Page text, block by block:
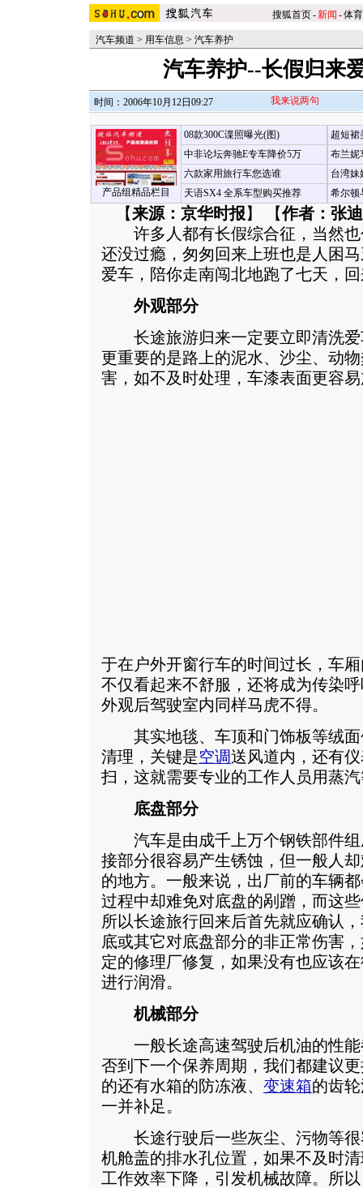
搜狐首页-新闻 -体育
汽车频道 > 用车信息 > 汽车养护
汽车养护--长假归来
时间：2006年10月12日09:27 我来说两句
产品组精品栏目
08款300C谍照曝光(图)
中非论坛奔驰E专车降价5万
六款家用旅行车您选谁
天语SX4 全系车型购买推荐
超短裙
布兰妮
台湾妹
希尔顿
【来源：京华时报 】 【作者：张迪
许多人都有长假综合征，当然也
还没过瘾，匆匆回来上班也是人困
爱车，陪你走南闯北地跑了七天，
外观部分
长途旅游归来一定要立即清洗爱
更重要的是路上的泥水、沙尘、动
害，如不及时处理，车漆表面更容
于在户外开窗行车的时间过长，车
不仅看起来不舒服，还将成为传染
外观后驾驶室内同样马虎不得。
其实地毯、车顶和门饰板等绒面
清理，关键是空调送风道内，还有
扫，这就需要专业的工作人员用蒸
底盘部分
汽车是由成千上万个钢铁部件组
接部分很容易产生锈蚀，但一般人
的地方。一般来说，出厂前的车辆
过程中却难免对底盘的剐蹭，而这
所以长途旅行回来后首先就应确认
底或其它对底盘部分的非正常伤害
定的修理厂修复，如果没有也应该
进行润滑。
机械部分
一般长途高速驾驶后机油的性能
否到下一个保养周期，我们都建议
的还有水箱的防冻液、 变速箱的齿
一并补足。
长途行驶后一些灰尘、污物等很
机舱盖的排水孔位置，如果不及时
工作效率下降，引发机械故障。所